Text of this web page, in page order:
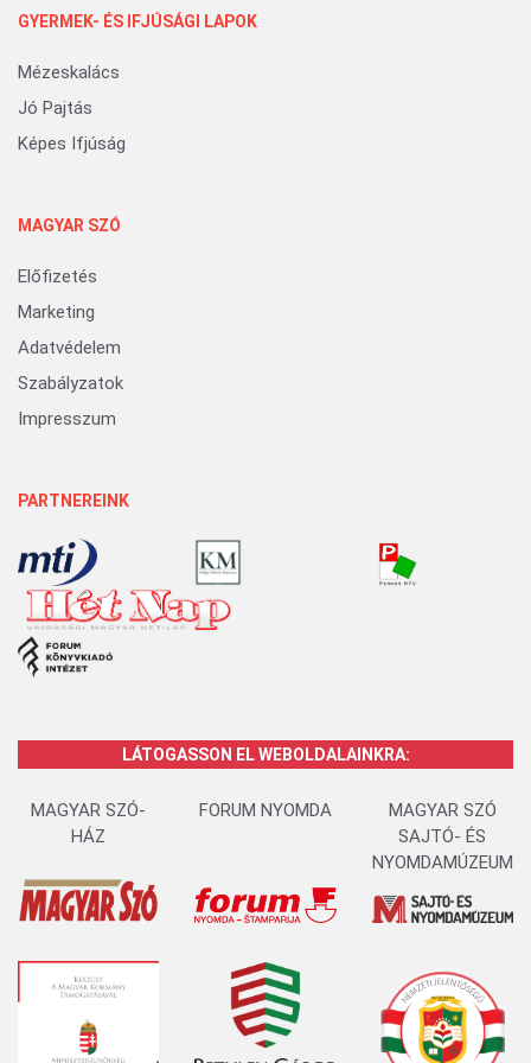
GYERMEK- ÉS IFJÚSÁGI LAPOK
Mézeskalács
Jó Pajtás
Képes Ifjúság
MAGYAR SZÓ
Előfizetés
Marketing
Adatvédelem
Szabályzatok
Impresszum
PARTNEREINK
LÁTOGASSON EL WEBOLDALAINKRA:
MAGYAR SZÓ-
HÁZ
FORUM NYOMDA
MAGYAR SZÓ
SAJTÓ- ÉS
NYOMDAMÚZEUM